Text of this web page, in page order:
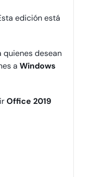
edición está
quienes desean
a Windows
Office 2019